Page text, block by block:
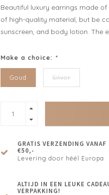
Beautiful luxury earrings made
of high-quality material, but be
sunscreen, and body lotion. The
Make a choice: *
Goud Silver
GRATIS VERZENDING VANAF
€50,-
Levering door héél Europa
ALTIJD IN EEN LEUKE
VERPAKKING!